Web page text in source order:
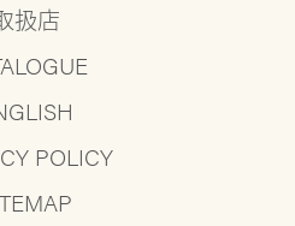
扱店
POLICY